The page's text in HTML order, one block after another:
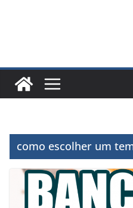
como escolher um